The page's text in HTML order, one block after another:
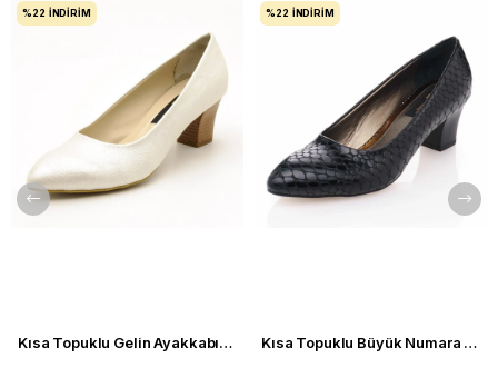
Kısa Topuklu Gelin Ayakkabısı Büyük Numara 1023 Sedef - 1023 51012 SE-SEDEF
%22 İNDIRIM
Kısa Topuklu Büyük Numara Kadın Stiletto Abiye Ayakkabı 1023 Siyah - 1023 51012 siy-SİYAH
%22 İNDIRIM